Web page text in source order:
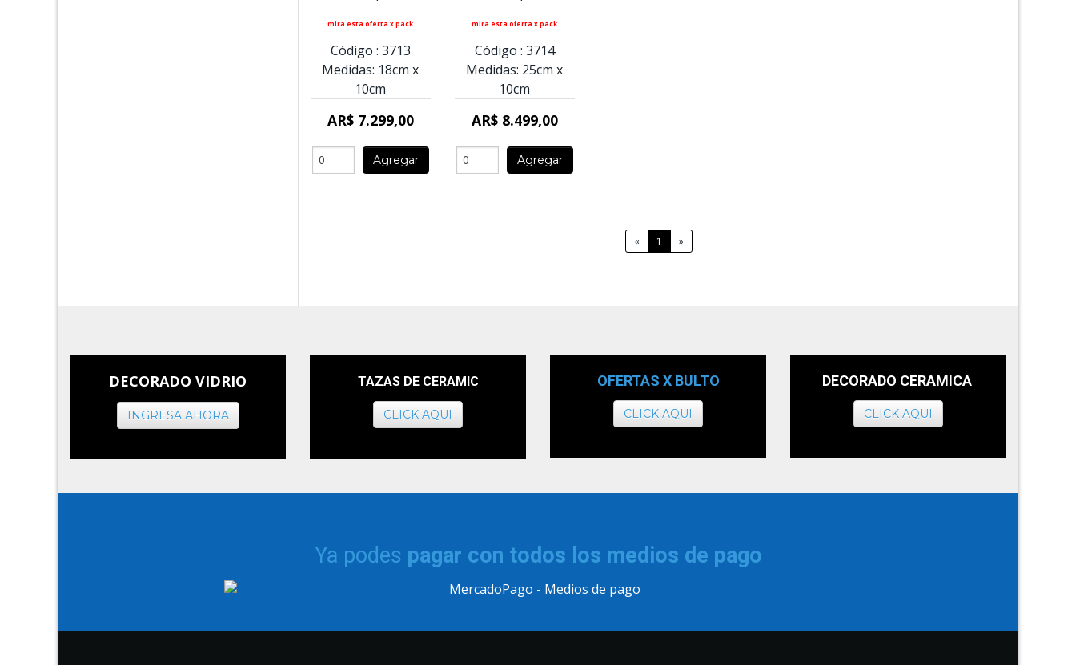
mira esta oferta x pack
Código : 3713
Medidas: 18cm x
10cm
AR$ 7.299,00
Agregar
mira esta oferta x pack
Código : 3714
Medidas: 25cm x
10cm
AR$ 8.499,00
Agregar
« 1 »
DECORADO VIDRIO
INGRESA AHORA
TAZAS DE CERAMIC
CLICK AQUI
OFERTAS X BULTO
CLICK AQUI
DECORADO CERAMICA
CLICK AQUI
Ya podes pagar con todos los medios de pago